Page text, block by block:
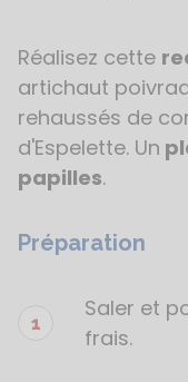
Étapes
de
recette
Réalisez cette
artichaut
rehaussés de
d'Espelette. Un
papilles.
Préparation
Saler et
frais.